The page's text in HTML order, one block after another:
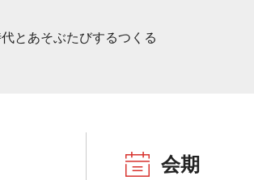
とあそぶたびするつくる
会期